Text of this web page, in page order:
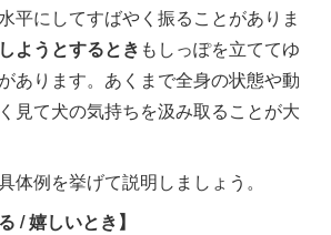
平にしてすばやく振ることがありま
ようとするとき もしっぽを立ててゆ
あります。あくまで全身の状態や動
見て犬の気持ちを汲み取ることが大
体例を挙げて説明しましょう。
/ 嬉しいとき】